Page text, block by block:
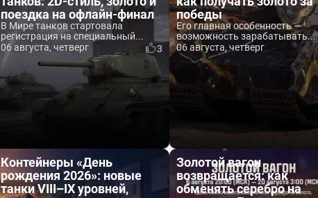
поездка на офлайн-финал
В Мире танков стартовала
регистрация на специальный...
06 августа, четверг
3
победы
Его главная особенность —
возможность зарабатывать...
06 августа, четверг
Контейнеры «День
рождения 2026»: новые
танки VIII–IX уровней,
Золотой вагон
возвращается: как
обменять серебро на